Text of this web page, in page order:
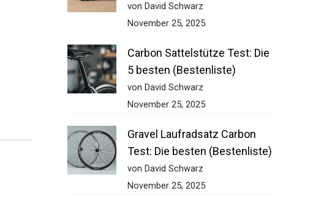
von David Schwarz
November 25, 2025
Carbon Sattelstütze Test: Die
5 besten (Bestenliste)
von David Schwarz
November 25, 2025
Gravel Laufradsatz Carbon
Test: Die besten (Bestenliste)
von David Schwarz
November 25, 2025